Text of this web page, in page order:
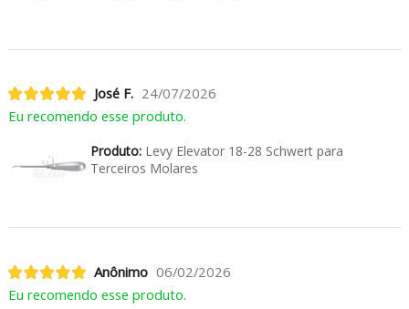
José F. 24/07/2026
Eu recomendo esse produto.
Produto:Levy Elevator 18-28 Schwert para
Terceiros Molares
Anônimo 06/02/2026
Eu recomendo esse produto.